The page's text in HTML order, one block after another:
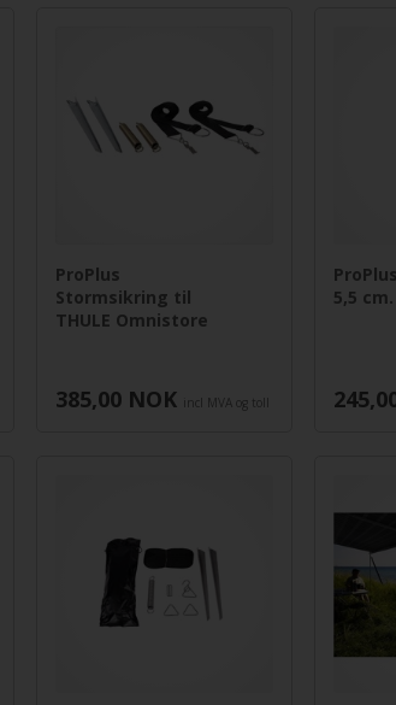
ProPlus
Stormsikring til
THULE Omnistore
385,00 NOK incl MVA og toll
5,5 cm.